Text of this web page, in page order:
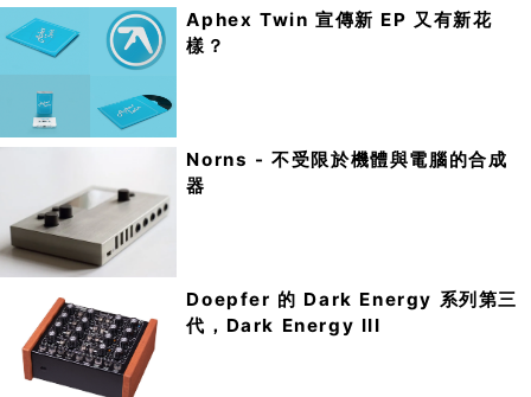
Aphex Twin 宣傳新 EP 又有新花
樣？
Norns - 不受限於機體與電腦的合成
器
Doepfer 的 Dark Energy 系列第三
代，Dark Energy III